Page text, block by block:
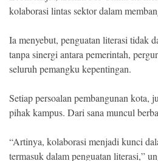
kolaborasi lintas sektor dalam
Ia menyebut, penguatan literasi tidak
tanpa sinergi antara pemerintah,
seluruh pemangku kepentingan.
Setiap persoalan pembangunan kota,
pihak kampus. Dari sana muncul
“Artinya, kolaborasi menjadi kunci
termasuk dalam penguatan literasi,”